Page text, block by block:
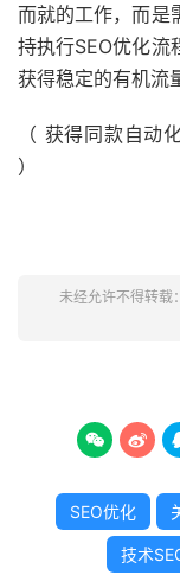
而就的工作，而是
持执行SEO优化流
获得稳定的有机流
（ 获得同款自动
）
未经允许不得转载：
 
SEO优化
技术